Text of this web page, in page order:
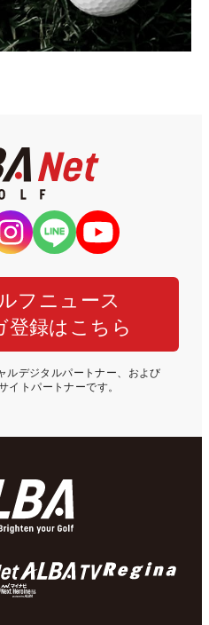
フニュース
登録はこちら
ルデジタルパートナー、および
イトパートナーです。